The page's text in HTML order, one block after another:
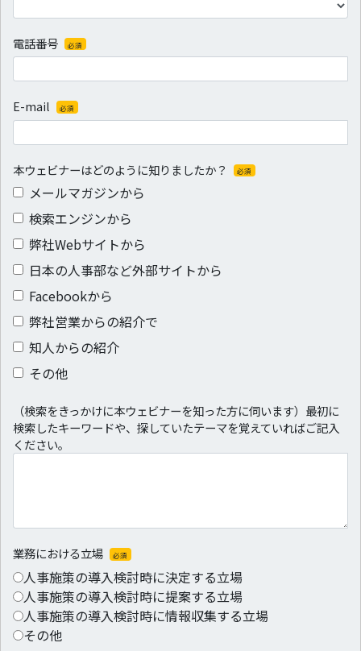
電話番号 必須
E-mail 必須
本ウェビナーはどのように知りましたか？ 必須
メールマガジンから
検索エンジンから
弊社Webサイトから
日本の人事部など外部サイトから
Facebookから
弊社営業からの紹介で
知人からの紹介
その他
（検索をきっかけに本ウェビナーを知った方に伺います）最初に
検索したキーワードや、探していたテーマを覚えていればご記入
ください。
業務における立場 必須
人事施策の導入検討時に決定する立場
人事施策の導入検討時に提案する立場
人事施策の導入検討時に情報収集する立場
その他